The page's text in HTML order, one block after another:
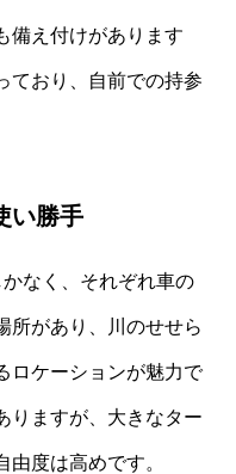
備え付けがあります
ており、自前での持参
い勝手
なく、それぞれ車の
所があり、川のせせら
ロケーションが魅力で
りますが、大きなター
度は高めです。